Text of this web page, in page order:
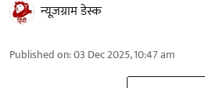
न्यूज़ग्राम डेस्क
Published on:03 Dec 2025, 10:47 am